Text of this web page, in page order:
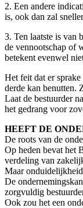
2. Een andere
is, ook dan zal
3. Ten laatste is van
de vennootschap of
betekent evenwel
Het feit dat er
derde kan benutten.
Laat de bestuurder
het gedrang voor
HEEFT DE
De roots van de
Op heden bevat het
verdeling van
Maar
De
zorgvuldig
Ook zou het een